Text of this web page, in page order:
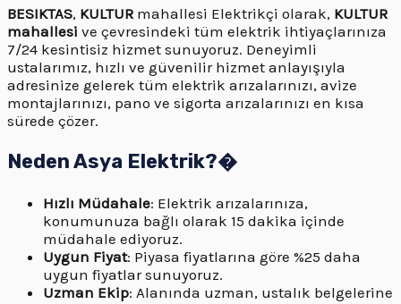
BESIKTAS, KULTUR mahallesi Elektrikçi olarak, KULTUR
mahallesi ve çevresindeki tüm elektrik ihtiyaçlarınıza
7/24 kesintisiz hizmet sunuyoruz. Deneyimli
ustalarımız, hızlı ve güvenilir hizmet anlayışıyla
adresinize gelerek tüm elektrik arızalarınızı, avize
montajlarınızı, pano ve sigorta arızalarınızı en kısa
sürede çözer.
Neden Asya Elektrik?�
Hızlı Müdahale: Elektrik arızalarınıza,
konumunuza bağlı olarak 15 dakika içinde
müdahale ediyoruz.
Uygun Fiyat: Piyasa fiyatlarına göre %25 daha
uygun fiyatlar sunuyoruz.
Uzman Ekip: Alanında uzman, ustalık belgelerine